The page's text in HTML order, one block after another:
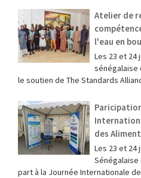
Atelier de
l'eau en
Les 23 et 24
sénégalaise
le soutien de The Standards
des
‎Les 23 et 24
Sénégalaise
part à la Journée Internationale